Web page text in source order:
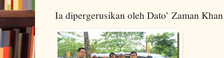
Ia dipergerusikan oleh Dato’ Zaman